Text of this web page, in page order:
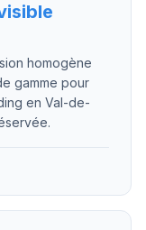
homogène
gamme pour
en Val-de-